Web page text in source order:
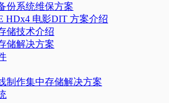
份系统维保方案
HDx4 电影DIT 方案介绍
储技术介绍
储解决方案
制作集中存储解决方案